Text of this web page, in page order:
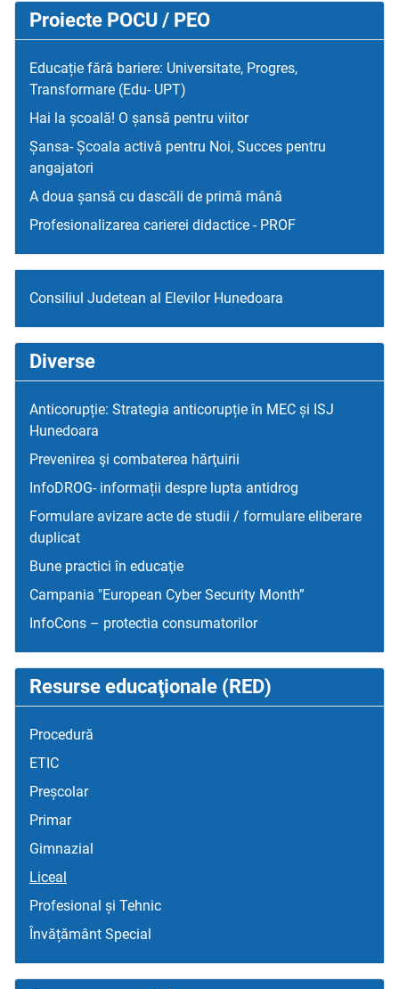
Proiecte POCU / PEO
Educație fără bariere: Universitate, Progres,
Transformare (Edu- UPT)
Hai la școală! O șansă pentru viitor
Șansa- Școala activă pentru Noi, Succes pentru
angajatori
A doua șansă cu dascăli de primă mână
Profesionalizarea carierei didactice - PROF
Consiliul Judetean al Elevilor Hunedoara
Diverse
Anticorupție: Strategia anticorupție în MEC și ISJ
Hunedoara
Prevenirea şi combaterea hărţuirii
InfoDROG- informații despre lupta antidrog
Formulare avizare acte de studii / formulare eliberare
duplicat
Bune practici în educaţie
Campania "European Cyber Security Month”
InfoCons – protectia consumatorilor
Resurse educaţionale (RED)
Procedură
ETIC
Preșcolar
Primar
Gimnazial
Liceal
Profesional și Tehnic
Învățământ Special